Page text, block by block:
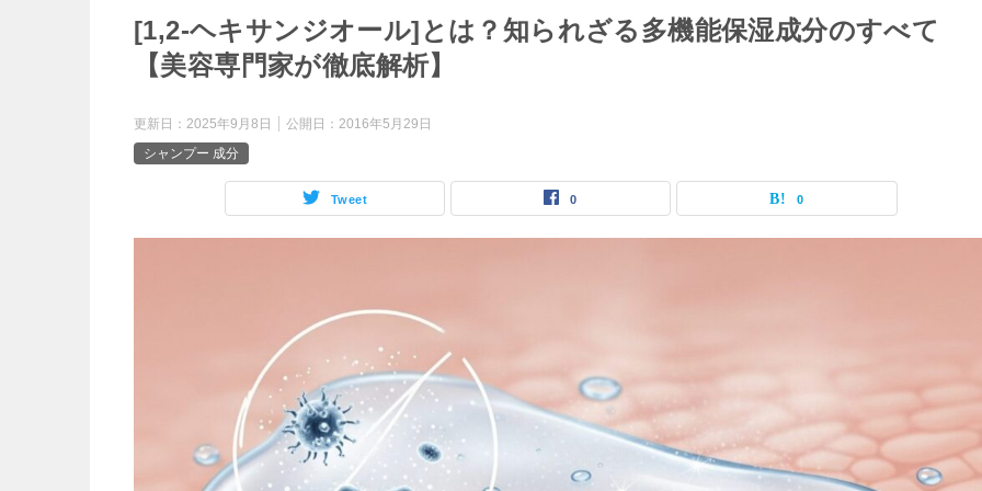
[1,2-ヘキサンジオール]とは？知られざる多機能保湿成分のすべて
【美容専門家が徹底解析】
更新日： 2025年9月8日 公開日： 2016年5月29日
シャンプー 成分
Tweet 0 0